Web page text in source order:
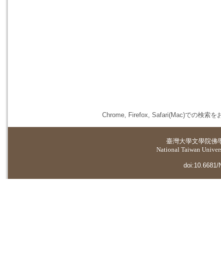
Chrome, Firefox, Safari(Mac)での検索を
臺灣大學文學院佛
National Taiwan
doi:10.6681/